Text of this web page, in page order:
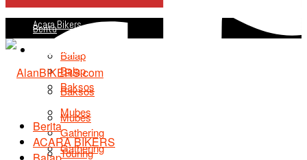
Acara Bikers
Balap
Baksos
Mubes
Gathering
Berita
Acara Bikers
Balap
Baksos
Mubes
Gathering
Touring
Berita
ACARA BIKERS